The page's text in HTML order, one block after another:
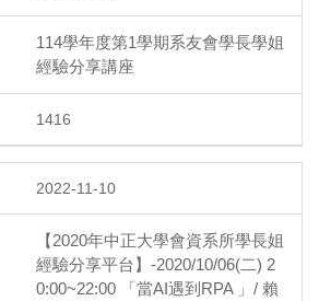
114學年度第1學期系友會學長學姐
經驗分享講座
1416
2022-11-10
【2020年中正大學會資系所學長姐
經驗分享平台】-2020/10/06(二) 2
0:00~22:00 「當AI遇到RPA 」/ 賴